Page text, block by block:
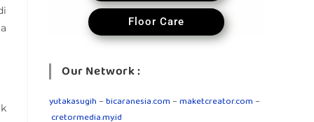
Floor Care
Our Network :
yutakasugih–bicaranesia.com–maketcreator.com–
cretormedia.my.id